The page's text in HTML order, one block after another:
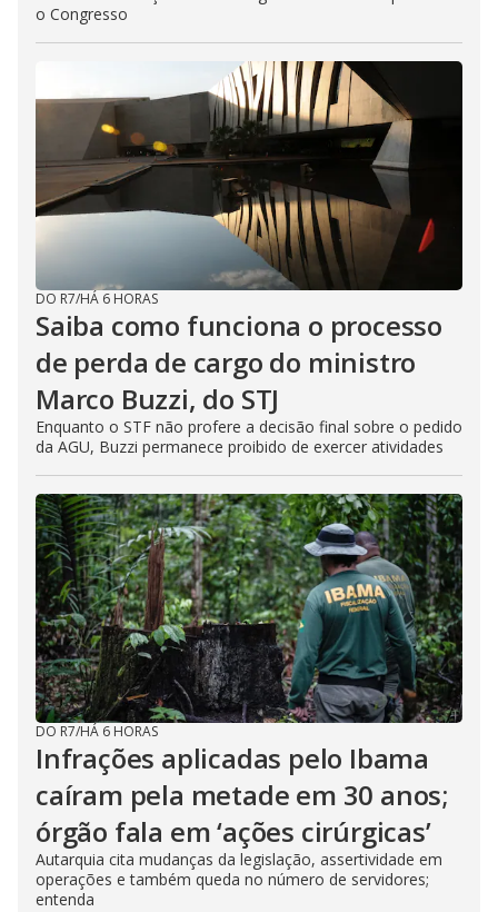
o Congresso
DO R7/HÁ 6 HORAS
Saiba como funciona o processo
de perda de cargo do ministro
Marco Buzzi, do STJ
Enquanto o STF não profere a decisão final sobre o pedido
da AGU, Buzzi permanece proibido de exercer atividades
DO R7/HÁ 6 HORAS
Infrações aplicadas pelo Ibama
caíram pela metade em 30 anos;
órgão fala em ‘ações cirúrgicas’
Autarquia cita mudanças da legislação, assertividade em
operações e também queda no número de servidores;
entenda